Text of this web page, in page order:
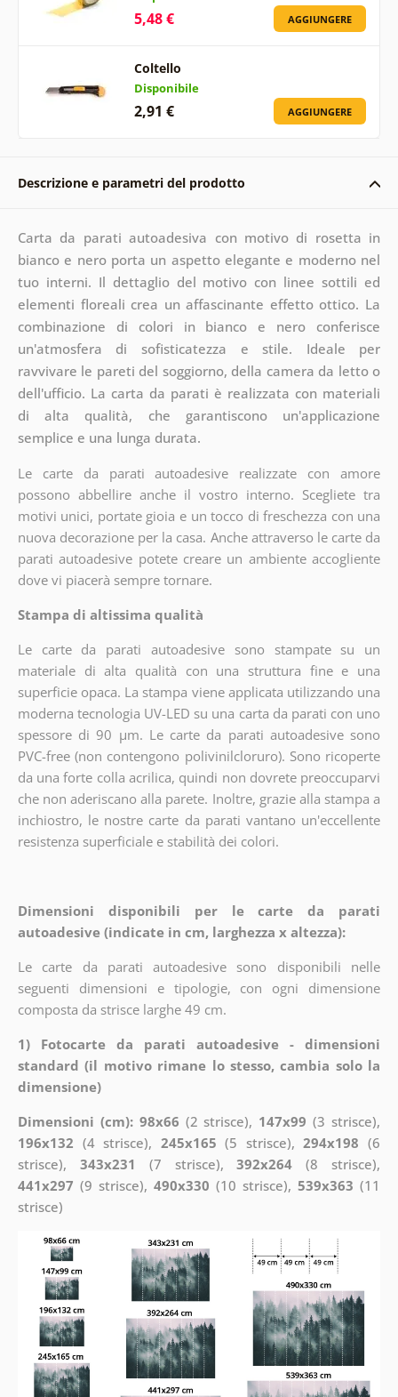
5,48 € AGGIUNGERE
Coltello
Disponibile
2,91 € AGGIUNGERE
Descrizione e parametri del prodotto
Carta da parati autoadesiva con motivo di rosetta in
bianco e nero porta un aspetto elegante e moderno nel
tuo interni. Il dettaglio del motivo con linee sottili ed
elementi floreali crea un affascinante effetto ottico. La
combinazione di colori in bianco e nero conferisce
un'atmosfera di sofisticatezza e stile. Ideale per
ravvivare le pareti del soggiorno, della camera da letto o
dell'ufficio. La carta da parati è realizzata con materiali
di alta qualità, che garantiscono un'applicazione
semplice e una lunga durata.
Le carte da parati autoadesive realizzate con amore
possono abbellire anche il vostro interno. Scegliete tra
motivi unici, portate gioia e un tocco di freschezza con una
nuova decorazione per la casa. Anche attraverso le carte da
parati autoadesive potete creare un ambiente accogliente
dove vi piacerà sempre tornare.
Stampa di altissima qualità
Le carte da parati autoadesive sono stampate su un
materiale di alta qualità con una struttura fine e una
superficie opaca. La stampa viene applicata utilizzando una
moderna tecnologia UV-LED su una carta da parati con uno
spessore di 90 µm. Le carte da parati autoadesive sono
PVC-free (non contengono polivinilcloruro). Sono ricoperte
da una forte colla acrilica, quindi non dovrete preoccuparvi
che non aderiscano alla parete. Inoltre, grazie alla stampa a
inchiostro, le nostre carte da parati vantano un'eccellente
resistenza superficiale e stabilità dei colori.
Dimensioni disponibili per le carte da parati
autoadesive (indicate in cm, larghezza x altezza):
Le carte da parati autoadesive sono disponibili nelle
seguenti dimensioni e tipologie, con ogni dimensione
composta da strisce larghe 49 cm.
1) Fotocarte da parati autoadesive - dimensioni
standard (il motivo rimane lo stesso, cambia solo la
dimensione)
Dimensioni (cm): 98x66 (2 strisce), 147x99 (3 strisce),
196x132 (4 strisce), 245x165 (5 strisce),294x198 (6
strisce), 343x231 (7 strisce),392x264 (8 strisce),
441x297 (9 strisce), 490x330 (10 strisce),539x363 (11
strisce)